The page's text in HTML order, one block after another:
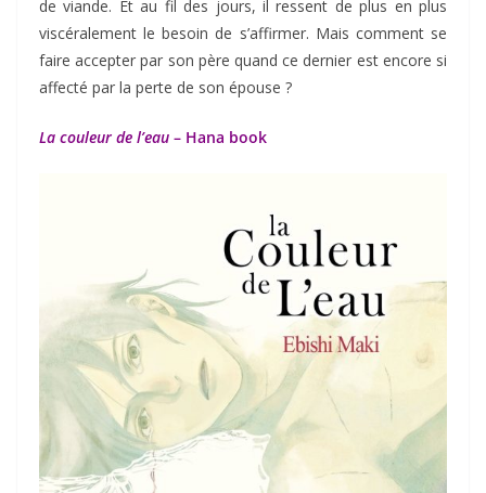
de viande. Et au fil des jours, il ressent de plus en plus
viscéralement le besoin de s’affirmer. Mais comment se
faire accepter par son père quand ce dernier est encore si
affecté par la perte de son épouse ?
La couleur de l’eau – Hana book